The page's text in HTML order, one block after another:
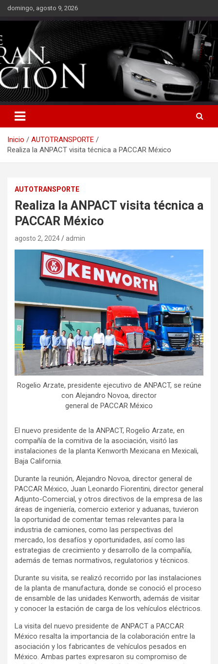
Saltardomingo, agosto 9, 2026
Inicio
AUTOTRANSPORTE
Realiza la ANPACT visita técnica a PACCAR México
AUTOTRANSPORTE
Realiza la ANPACT visita técnica a
PACCAR México
agosto 2, 2024 admin
Rogelio Arzate, presidente ejecutivo de ANPACT, se reúne
con Alejandro Novoa, director
general de PACCAR México
El nuevo presidente de la ANPACT, Rogelio Arzate, en
compañía de la comitiva de la asociación, visitó las
instalaciones de la planta Kenworth Mexicana en Mexicali,
Baja California.
Durante la reunión, Alejandro Novoa, director general de
PACCAR México, Juan Leonardo Fiorentini, director general
Adjunto-Comercial, y otros directivos de la empresa de las
áreas de ingeniería, comercio exterior y aduanas, tuvieron
la oportunidad de comentar temas relevantes para la
industria de camiones, como las perspectivas del
mercado, los desafíos y oportunidades, así como las
estrategias de crecimiento y desarrollo de la compañía,
además de temas normativos, regulatorios y técnicos.
Durante su visita, se realizó recorrido por las instalaciones
de la planta de manufactura, donde se conoció el proceso
de ensamble de las unidades Kenworth, además de visitar
y conocer la estación de carga de los vehículos eléctricos.
La visita del nuevo presidente de ANPACT a PACCAR
México resalta la importancia de la colaboración entre la
asociación y los fabricantes de vehículos pesados en
México. Ambas partes expresaron su compromiso de